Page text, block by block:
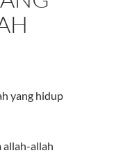
yang hidup
allah-allah